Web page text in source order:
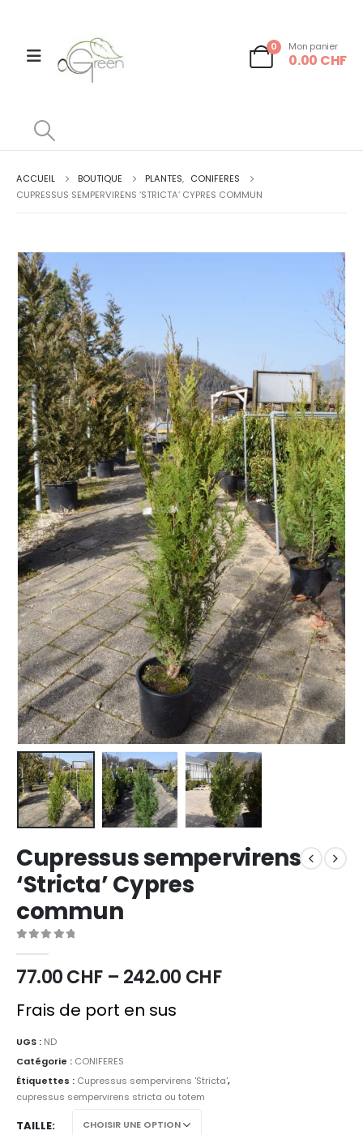
0 Mon panier
0.00 CHF
ACCUEIL BOUTIQUE PLANTES, CONIFERES
CUPRESSUS SEMPERVIRENS ‘STRICTA’ CYPRES COMMUN
Cupressus sempervirens
‘Stricta’ Cypres
commun
77.00CHF – 242.00 CHF
Frais de port en sus
UGS : ND
Catégorie : CONIFERES
Étiquettes : Cupressus sempervirens 'Stricta',
cupressus sempervirens stricta ou totem
TAILLE